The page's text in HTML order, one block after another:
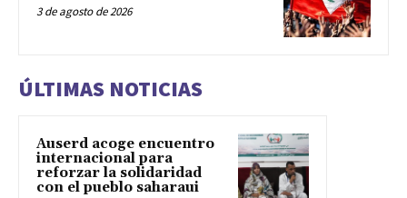
3 de agosto de 2026
ÚLTIMAS NOTICIAS
Auserd acoge encuentro
internacional para
reforzar la solidaridad
con el pueblo saharaui